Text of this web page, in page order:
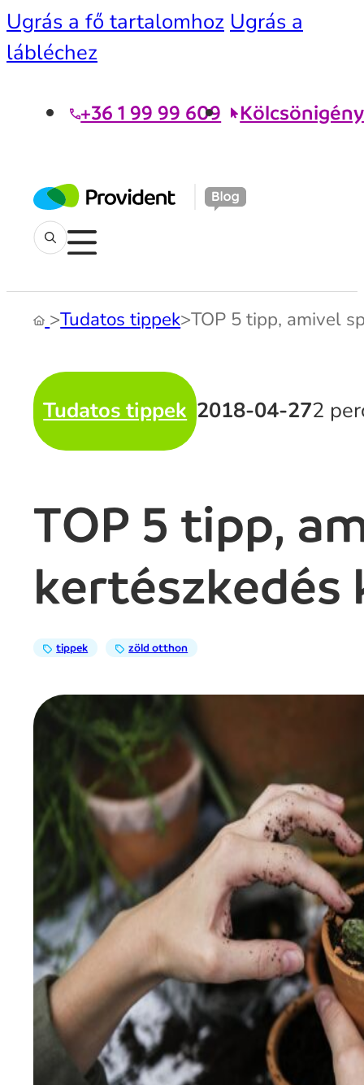
Ugrás a fő tartalomhoz Ugrás a
lábléchez
+36 1 99 99 609
>Tudatos tippek>TOP 5 tipp, amivel
Tudatos tippek 2018-04-272
TOP 5 tipp,
kertészkedés
tippek zöld otthon